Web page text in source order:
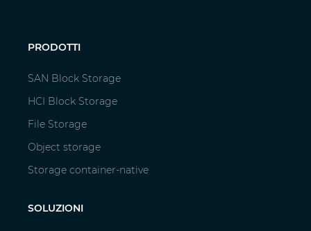
PRODOTTI
SAN Block Storage
HCI Block Storage
File Storage
Object storage
Storage container-native
SOLUZIONI